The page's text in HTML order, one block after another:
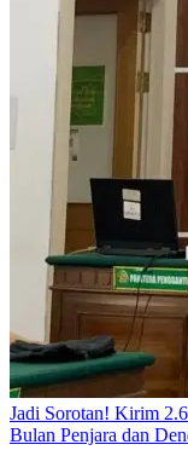
Jadi Sorotan! Kirim
Bulan Penjara dan